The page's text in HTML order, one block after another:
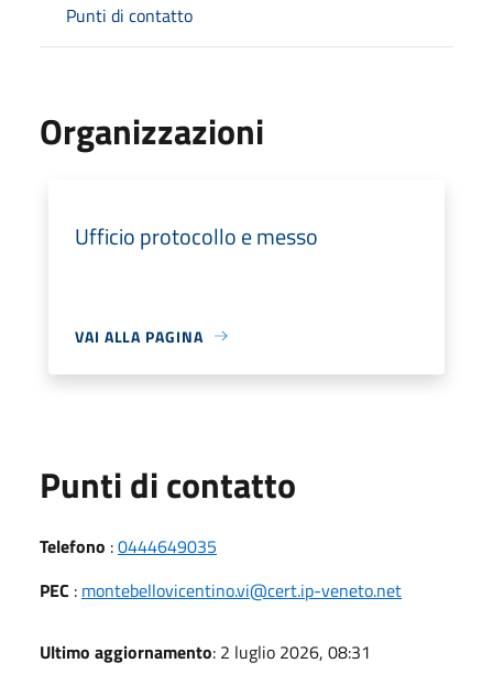
Punti di contatto
Organizzazioni
Ufficio protocollo e messo
VAI ALLA PAGINA
Punti di contatto
Telefono :0444649035
PEC : montebellovicentino.vi@cert.ip-veneto.net
Ultimo aggiornamento: 2 luglio 2026, 08:31